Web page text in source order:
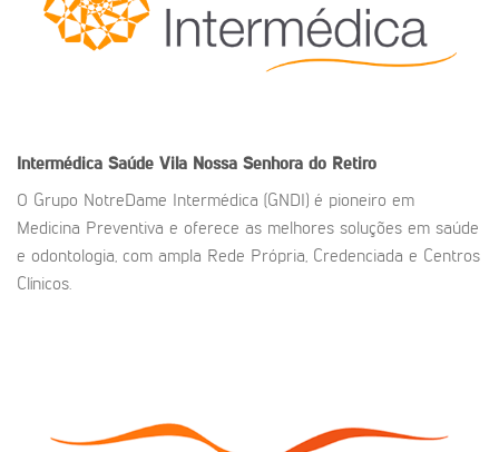
Intermédica Saúde Vila Nossa Senhora do Retiro
O Grupo NotreDame Intermédica (GNDI) é pioneiro em
Medicina Preventiva e oferece as melhores soluções em saúde
e odontologia, com ampla Rede Própria, Credenciada e Centros
Clínicos.